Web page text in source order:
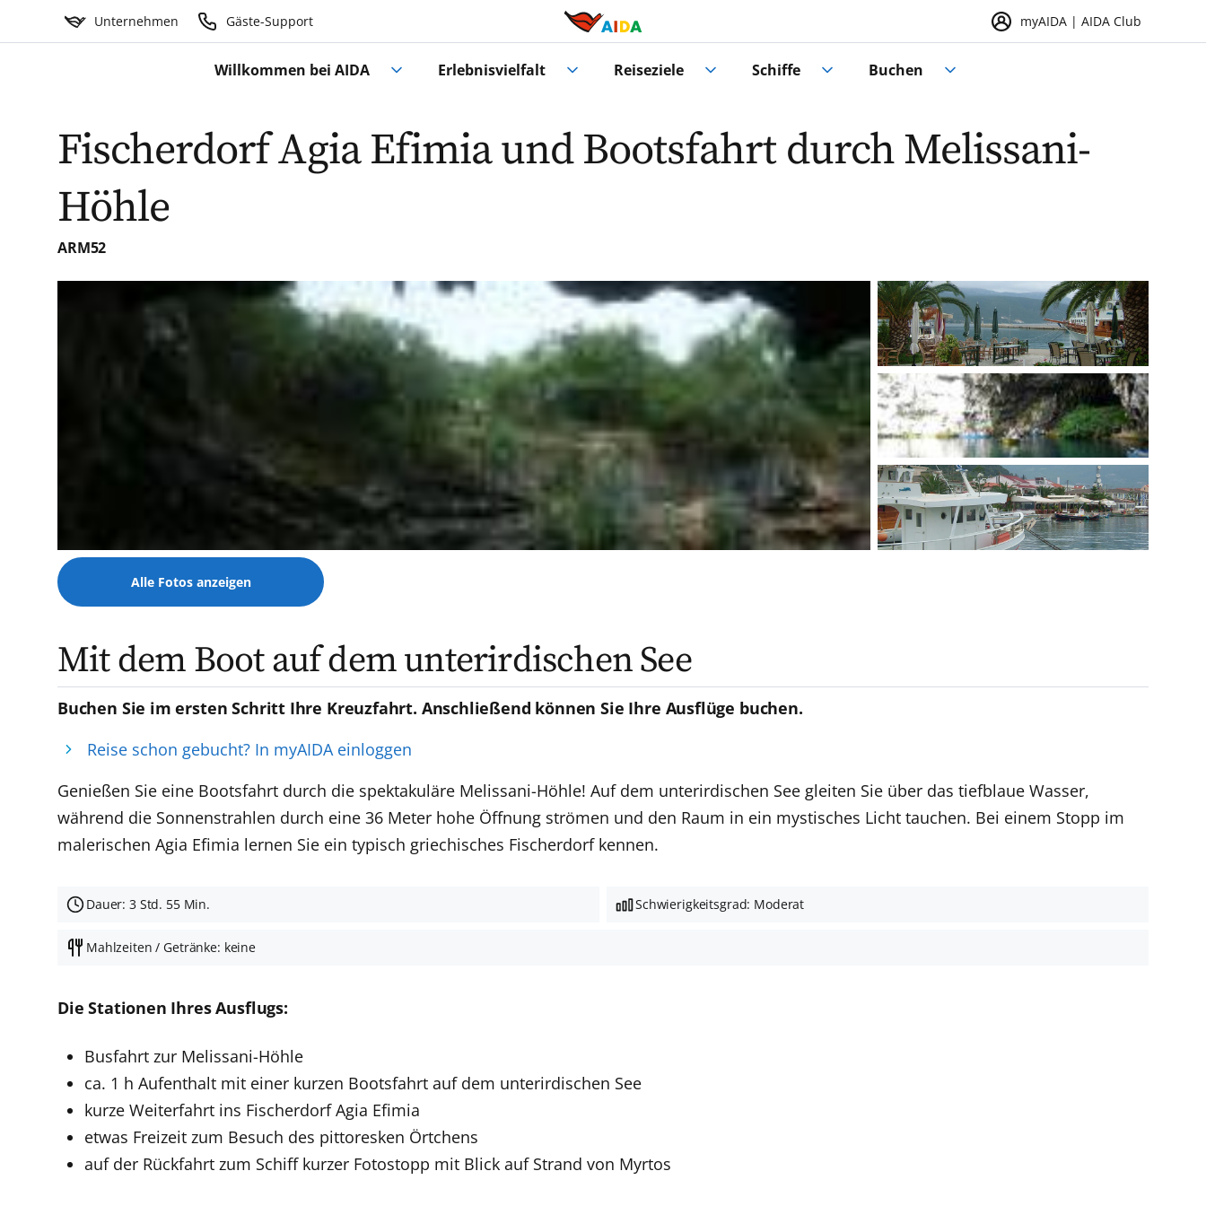
Unternehmen Gäste-Support myAIDA | AIDA Club
Willkommen bei AIDA Erlebnisvielfalt Reiseziele Schiffe Buchen
Fischerdorf Agia Efimia und Bootsfahrt durch Melissani-
Höhle
ARM52
Alle Fotos anzeigen
Mit dem Boot auf dem unterirdischen See
Buchen Sie im ersten Schritt Ihre Kreuzfahrt. Anschließend können Sie Ihre Ausflüge buchen.
Reise schon gebucht? In myAIDA einloggen
Genießen Sie eine Bootsfahrt durch die spektakuläre Melissani-Höhle! Auf dem unterirdischen See gleiten Sie über das tiefblaue Wasser,
während die Sonnenstrahlen durch eine 36 Meter hohe Öffnung strömen und den Raum in ein mystisches Licht tauchen. Bei einem Stopp im
malerischen Agia Efimia lernen Sie ein typisch griechisches Fischerdorf kennen.
Dauer: 3 Std. 55 Min. Schwierigkeitsgrad: Moderat
Mahlzeiten / Getränke: keine
Die Stationen Ihres Ausflugs:
Busfahrt zur Melissani-Höhle
ca. 1 h Aufenthalt mit einer kurzen Bootsfahrt auf dem unterirdischen See
kurze Weiterfahrt ins Fischerdorf Agia Efimia
etwas Freizeit zum Besuch des pittoresken Örtchens
auf der Rückfahrt zum Schiff kurzer Fotostopp mit Blick auf Strand von Myrtos